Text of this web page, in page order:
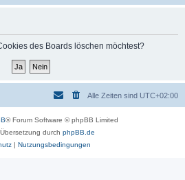
des Boards löschen möchtest?
Alle Zeiten sind UTC+02:00
® Forum Software © phpBB Limited
durch phpBB.de
| Nutzungsbedingungen